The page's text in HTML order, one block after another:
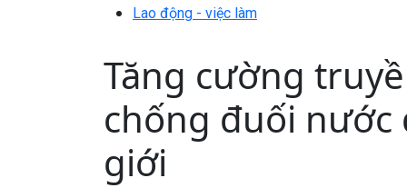
Lao động - việc làm
Tăng cường
chống đuối nước
giới